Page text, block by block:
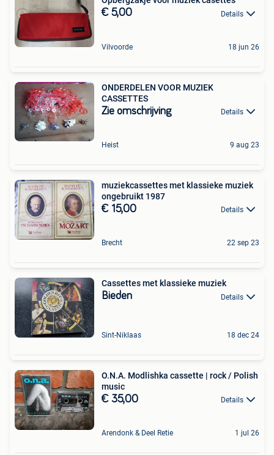
€ 5,00 Details
Vilvoorde 18 jun 26
ONDERDELEN VOOR MUZIEK
CASSETTES
Zie omschrijving Details
Heist 9 aug 23
muziekcassettes met klassieke muziek
ongebruikt 1987
€ 15,00 Details
Brecht 22 sep 23
Cassettes met klassieke muziek
Bieden Details
Sint-Niklaas 18 dec 24
O.N.A. Modlishka cassette | rock / Polish
music
€ 35,00 Details
Arendonk & Deel Retie 1 jul 26